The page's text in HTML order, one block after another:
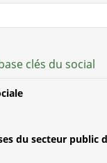
clés du social
du secteur public